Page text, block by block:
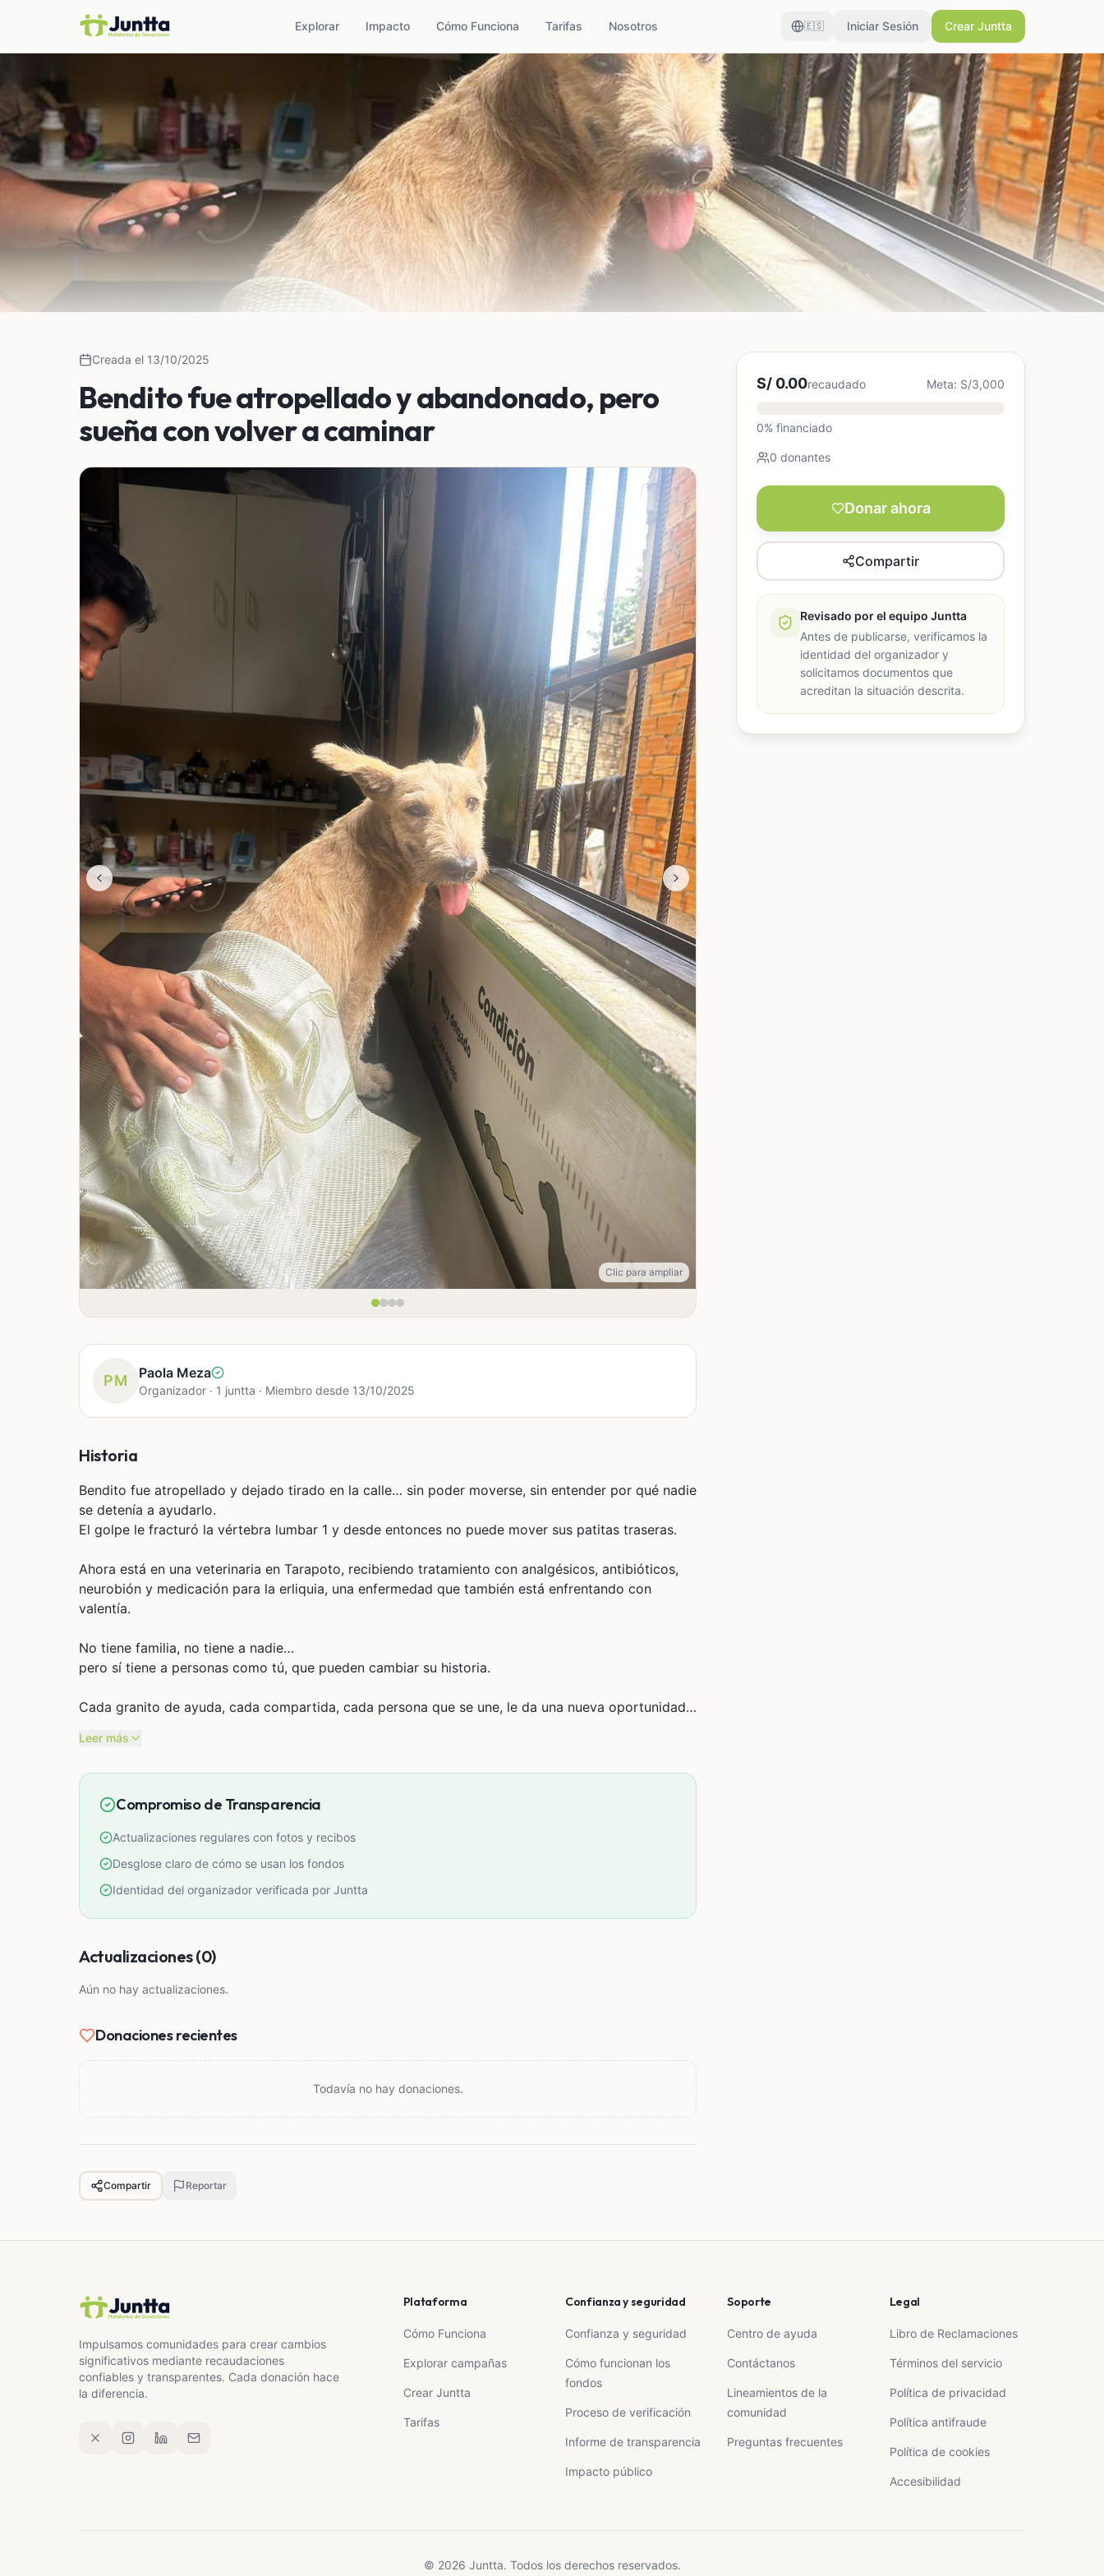
Explorar Impacto Cómo Funciona Tarifas Nosotros 🇪🇸 Iniciar Sesión Crear Juntta
Creada el 13/10/2025
Bendito fue atropellado y abandonado, pero
sueña con volver a caminar
Clic para ampliar
PM Paola Meza
Organizador · 1 juntta · Miembro desde 13/10/2025
Historia
Bendito fue atropellado y dejado tirado en la calle… sin poder moverse, sin entender por qué nadie
se detenía a ayudarlo.
El golpe le fracturó la vértebra lumbar 1 y desde entonces no puede mover sus patitas traseras.
Ahora está en una veterinaria en Tarapoto, recibiendo tratamiento con analgésicos, antibióticos,
neurobión y medicación para la erliquia, una enfermedad que también está enfrentando con
valentía.
No tiene familia, no tiene a nadie…
pero sí tiene a personas como tú, que pueden cambiar su historia.
Cada granito de ayuda, cada compartida, cada persona que se une, le da una nueva oportunidad
Ayúdame a seguir luchando por él. 💔🐾
Leer más
Compromiso de Transparencia
Actualizaciones regulares con fotos y recibos
Desglose claro de cómo se usan los fondos
Identidad del organizador verificada por Juntta
Actualizaciones (0)
Aún no hay actualizaciones.
Donaciones recientes
Todavía no hay donaciones.
Compartir Reportar
S/ 0.00recaudado Meta: S/3,000
0% financiado
0 donantes
Donar ahora
Compartir
Revisado por el equipo Juntta
Antes de publicarse, verificamos la
identidad del organizador y
solicitamos documentos que
acreditan la situación descrita.
Impulsamos comunidades para crear cambios
significativos mediante recaudaciones
confiables y transparentes. Cada donación hace
la diferencia.
Plataforma
Cómo Funciona
Explorar campañas
Crear Juntta
Tarifas
Confianza y seguridad
Confianza y seguridad
Cómo funcionan los
fondos
Proceso de verificación
Informe de transparencia
Impacto público
Soporte
Centro de ayuda
Contáctanos
Lineamientos de la
comunidad
Preguntas frecuentes
Legal
Libro de Reclamaciones
Términos del servicio
Política de privacidad
Política antifraude
Política de cookies
Accesibilidad
© 2026 Juntta. Todos los derechos reservados.